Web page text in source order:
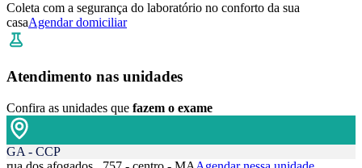
Coleta com a segurança do laboratório no conforto da sua
casaAgendar domiciliar
Atendimento nas unidades
Confira as unidades que fazem o exame
GA - CCP